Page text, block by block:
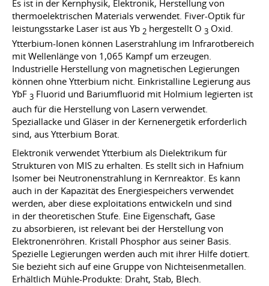
Es ist in der Kernphysik, Elektronik, Herstellung von
thermoelektrischen Materials verwendet. Fiver-Optik für
leistungsstarke Laser ist aus Yb 2 hergestellt О 3 Oxid.
Ytterbium-Ionen können Laserstrahlung im Infrarotbereich
mit Wellenlänge von 1,065 Kampf um erzeugen.
Industrielle Herstellung von magnetischen Legierungen
können ohne Ytterbium nicht. Einkristalline Legierung aus
YbF 3 Fluorid und Bariumfluorid mit Holmium legierten ist
auch für die Herstellung von Lasern verwendet.
Speziallacke und Gläser in der Kernenergetik erforderlich
sind, aus Ytterbium Borat.
Elektronik verwendet Ytterbium als Dielektrikum für
Strukturen von MIS zu erhalten. Es stellt sich in Hafnium
Isomer bei Neutronenstrahlung in Kernreaktor. Es kann
auch in der Kapazität des Energiespeichers verwendet
werden, aber diese exploitations entwickeln und sind
in der theoretischen Stufe. Eine Eigenschaft, Gase
zu absorbieren, ist relevant bei der Herstellung von
Elektronenröhren. Kristall Phosphor aus seiner Basis.
Spezielle Legierungen werden auch mit ihrer Hilfe dotiert.
Sie bezieht sich auf eine Gruppe von Nichteisenmetallen.
Erhältlich Mühle-Produkte: Draht, Stab, Blech.